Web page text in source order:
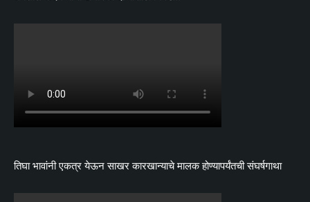
तिघा भावांनी एकत्र येऊन साखर कारखान्याचे मालक होण्यापर्यंतची संघर्षगाथा